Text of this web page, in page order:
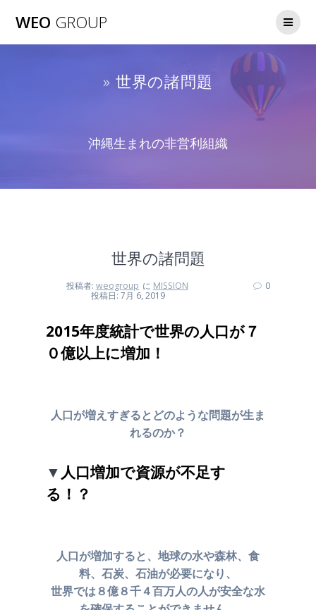
WEO GROUP
» 世界の諸問題
沖縄生まれの非営利組織
世界の諸問題
投稿者:weogroup に MISSION
投稿日: 7月 6, 2019
0
2015年度統計で世界の人口が７
０億以上に増加！
人口が増えすぎるとどのような問題が生ま
れるのか？
▼ 人口増加で資源が不足す
る！？
人口が増加すると、地球の水や森林、食
料、石炭、石油が必要になり、
世界では８億８千４百万人の人が安全な水